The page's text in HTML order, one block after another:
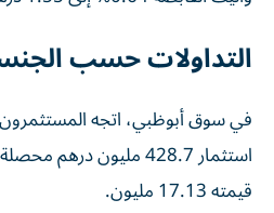
التداولات حسب
في سوق أبوظبي، اتجه
استثمار 428.7 مليون
قيمته 17.13 مليون.